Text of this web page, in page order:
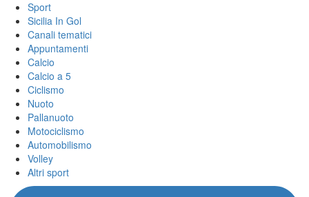
Sport
Sicilia In Gol
Canali tematici
Appuntamenti
Calcio
Calcio a 5
Ciclismo
Nuoto
Pallanuoto
Motociclismo
Automobilismo
Volley
Altri sport